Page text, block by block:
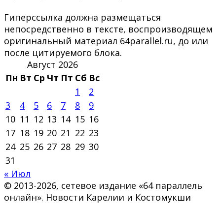
Гиперссылка должна размещаться
непосредственно в тексте, воспроизводящем
оригинальный материал 64parallel.ru, до или
после цитируемого блока.
Август 2026
Пн Вт Ср Чт Пт Сб Вс
1
2
3
4 5 6 7 8
9
10 11 12 13 14 15 16
17 18 19 20 21 22 23
24 25 26 27 28 29 30
31
« Июл
© 2013-2026, сетевое издание «64 параллель
онлайн». Новости Карелии и Костомукши